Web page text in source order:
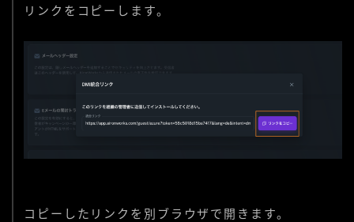
リンクをコピーします。
コピーしたリンクを別ブラウザで開きます。